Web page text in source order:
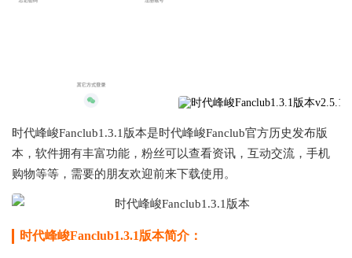
时代峰峻Fanclub1.3.1版本是时代峰峻Fanclub官方历史发布版
本，软件拥有丰富功能，粉丝可以查看资讯，互动交流，手机
购物等等，需要的朋友欢迎前来下载使用。
时代峰峻Fanclub1.3.1版本简介：